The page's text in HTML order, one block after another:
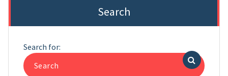
Search
Search for: